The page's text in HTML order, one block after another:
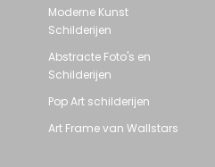
Moderne Kunst
Schilderijen
Abstracte Foto's en
Schilderijen
Pop Art schilderijen
Art Frame van Wallstars